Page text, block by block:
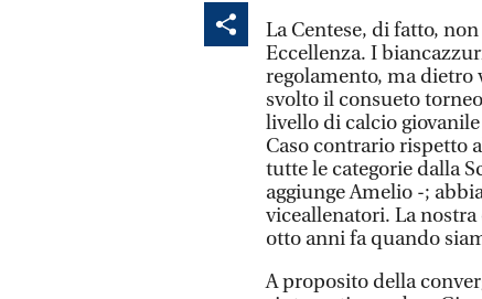
La Centese, di fatto,
Eccellenza. I
regolamento, ma dietro
svolto il consueto
livello di calcio
Caso contrario rispetto
tutte le categorie dalla
aggiunge Amelio -;
viceallenatori. La
otto anni fa quando
A proposito della